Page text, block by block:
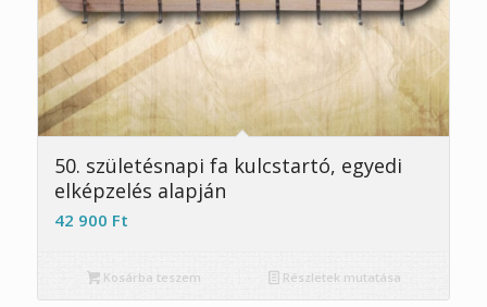
50. születésnapi fa kulcstartó, egyedi
elképzelés alapján
42 900 Ft
Kosárba teszem Részletek mutatása